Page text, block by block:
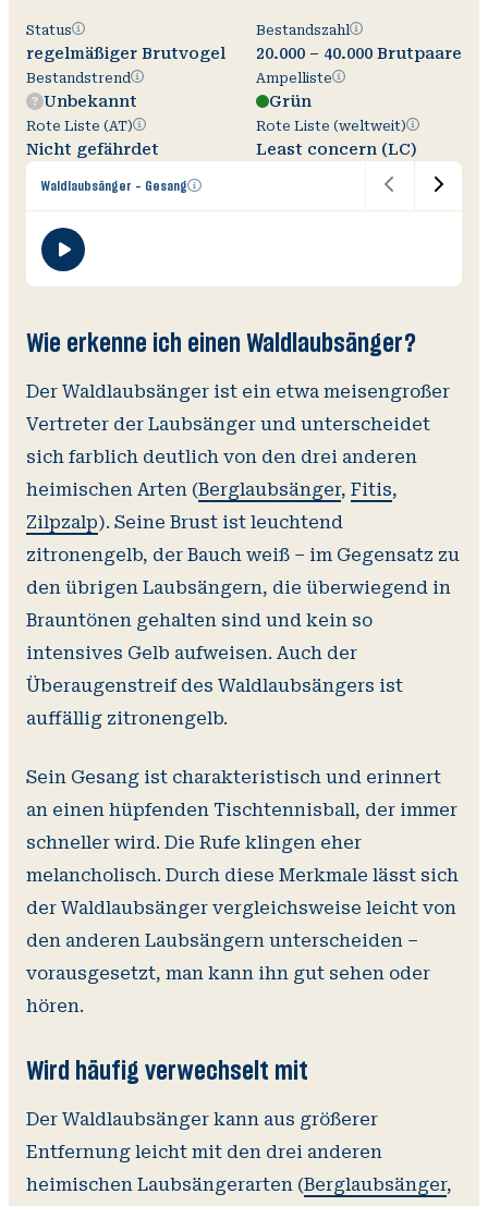
Waldlaubsänger - GesangZusätzliche
StatusStatus
regelmäßiger Brutvogel
BestandstrendBestandstrend
Unbekannt
Rote Liste (AT)Rote
Liste
(AT)
Nicht gefährdet
BestandszahlBestandszahl
20.000 – 40.000 Brutpaare
AmpellisteAmpelliste
Grün
Rote Liste (weltweit)Rote
Liste
(weltweit)
Least concern (LC)
Wie erkenne ich einen Waldlaubsänger?
Der Waldlaubsänger ist ein etwa meisengroßer
Vertreter der Laubsänger und unterscheidet
sich farblich deutlich von den drei anderen
heimischen Arten (Berglaubsänger, Fitis,
Zilpzalp). Seine Brust ist leuchtend
zitronengelb, der Bauch weiß – im Gegensatz zu
den übrigen Laubsängern, die überwiegend in
Brauntönen gehalten sind und kein so
intensives Gelb aufweisen. Auch der
Überaugenstreif des Waldlaubsängers ist
auffällig zitronengelb.
Sein Gesang ist charakteristisch und erinnert
an einen hüpfenden Tischtennisball, der immer
schneller wird. Die Rufe klingen eher
melancholisch. Durch diese Merkmale lässt sich
der Waldlaubsänger vergleichsweise leicht von
den anderen Laubsängern unterscheiden –
vorausgesetzt, man kann ihn gut sehen oder
hören.
Wird häufig verwechselt mit
Der Waldlaubsänger kann aus größerer
Entfernung leicht mit den drei anderen
heimischen Laubsängerarten (Berglaubsänger,